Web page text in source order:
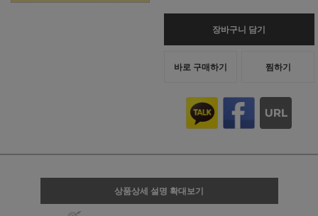
장바구니 담기
바로 구매하기 찜하기
상품상세 설명 확대보기